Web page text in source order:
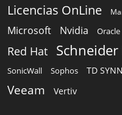
Licencias OnLine
Microsoft Nvidia Oracle
Red Hat
SonicWall Sophos TD
Veeam Vertiv